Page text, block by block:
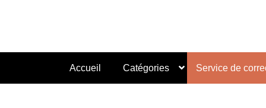
Accueil Catégories Service de